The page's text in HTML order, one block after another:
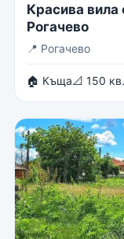
Красива вила
Рогачево
📍 Рогачево
🏠 Къща📐 150